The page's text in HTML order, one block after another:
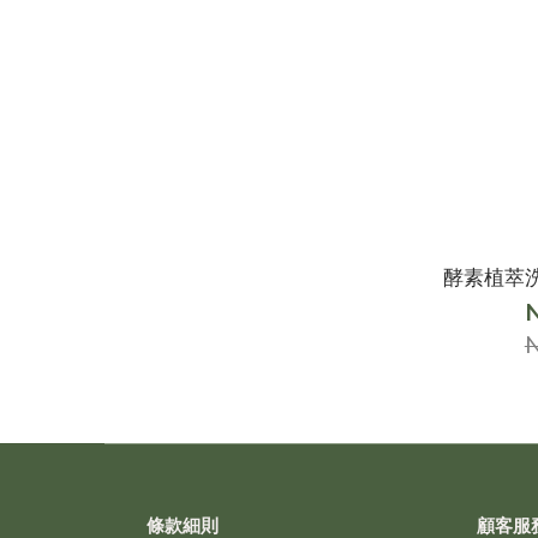
酵素植萃
條款細則 顧客服